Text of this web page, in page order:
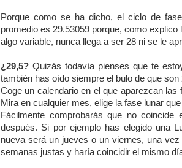
Porque como se ha dicho, el ciclo de
promedio es 29.53059 porque, como
algo variable, nunca llega a ser 28 ni se le
¿29,5? Quizás todavía pienses que te
también has oído siempre el bulo de que
Coge un calendario en el que aparezcan las
Mira en cualquier mes, elige la fase lunar
Fácilmente comprobarás que no
después. Si por ejemplo has elegido una
nueva será un jueves o un viernes, una
semanas justas y haría coincidir el mismo